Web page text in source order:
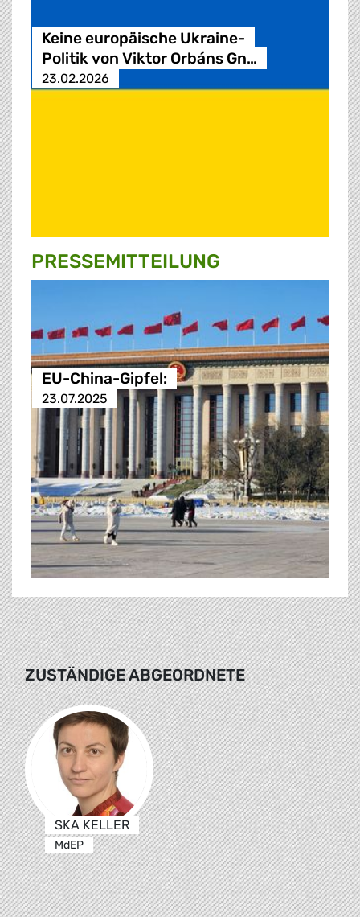
Keine europäische Ukraine-
Politik von Viktor Orbáns Gn…
23.02.2026
PRESSE­MITTEILUNG
EU-China-Gipfel:
23.07.2025
ZUSTÄNDIGE ABGEORDNETE
SKA KELLER
MdEP